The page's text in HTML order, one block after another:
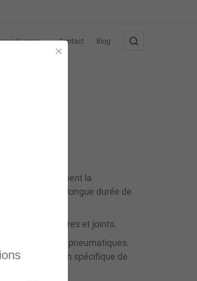
de nous Contact Blog
Ils empêchent la
une longue durée de
vie des cylindres et joints.
hydrauliques et pneumatiques.
à leur fonction spécifique de